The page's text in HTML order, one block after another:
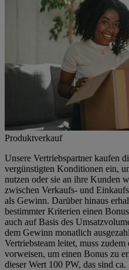
Produktverkauf
Unsere Vertriebspartner kaufen
vergünstigten Konditionen ein,
nutzen oder sie an ihre Kunden
zwischen Verkaufs- und
als Gewinn. Darüber hinaus
bestimmter Kriterien einen
auch auf Basis des
dem Gewinn monatlich
Vertriebsteam leitet, muss
vorweisen, um einen Bonus zu
dieser Wert 100 PW, das sind